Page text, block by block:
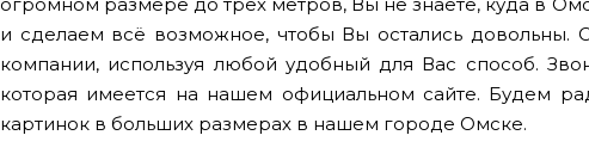
и сделаем всё возможное, чтобы Вы остались довольны.
компании, используя любой удобный для Вас способ.
которая имеется на нашем официальном сайте. Будем
картинок в больших размерах в нашем городе Омске.